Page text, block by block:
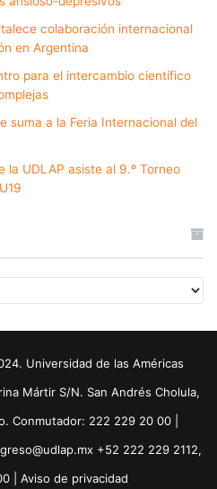
colaboración internacional
en Argentina
para el intercambio científico
suma a la Feria Internacional del
UDLAP asiste al 9.º Torneo
Universidad de las Américas
Mártir S/N. San Andrés Cholula,
Conmutador: 222 229 20 00 |
+52 222 229 2112,
| Aviso de privacidad